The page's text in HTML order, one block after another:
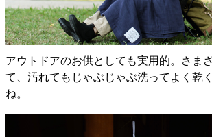
アウトドアのお供としても実用的。さま
て、汚れてもじゃぶじゃぶ洗ってよく乾
ね。